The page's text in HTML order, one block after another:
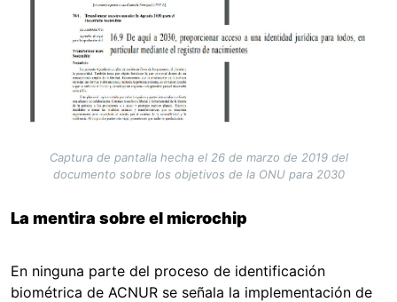
Captura de pantalla hecha el 26 de marzo de 2019 del
documento sobre los objetivos de la ONU para 2030
La mentira sobre el microchip
En ninguna parte del proceso de identificación
biométrica de ACNUR se señala la implementación de